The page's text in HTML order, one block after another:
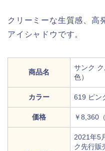
クリーミーな生質感、高
アイシャドウです。
商品名
サンク
色）
カラー 619 ピン
価格 ￥8,360
2021年5
ク先行販